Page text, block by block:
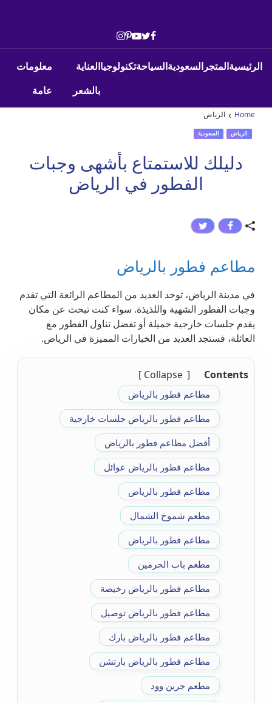
Main Navigation
الرئيسيةالمتجرالسعوديةالسياحةتكنولوجياالعناية
بالشعر
معلومات
عامة
Home
› الرياض
الرياض السعودية
دليلك للاستمتاع بأشهى وجبات
الفطور في الرياض
مطاعم فطور بالرياض
في مدينة الرياض، توجد العديد من المطاعم الرائعة التي تقدم
وجبات الفطور الشهية واللذيذة. سواء كنت تبحث عن مكان
يقدم جلسات خارجية جميلة أو تفضل تناول الفطور مع
العائلة، فستجد العديد من الخيارات المميزة في الرياض.
Contents
Collapse
مطاعم فطور بالرياض
مطاعم فطور بالرياض جلسات خارجية
أفضل مطاعم فطور بالرياض
مطاعم فطور بالرياض عوائل
مطاعم فطور بالرياض
مطعم شموخ الشمال
مطاعم فطور بالرياض
مطعم باب الحرمين
مطاعم فطور بالرياض رخيصة
مطاعم فطور بالرياض توصيل
مطاعم فطور بالرياض بارك
مطاعم فطور بالرياض بارتشن
مطعم جرين وود